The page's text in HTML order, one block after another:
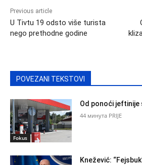
Previous article
U Tivtu 19 odsto više turista
nego prethodne godine
POVEZANI TEKSTOVI
Fokus
Od ponoći
44 минута PRIJE
Knežević: